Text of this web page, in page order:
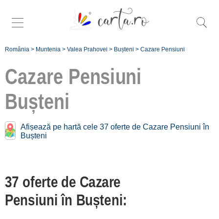
România > Muntenia > Valea Prahovei > Bușteni > Cazare Pensiuni
Cazare Pensiuni
Bușteni
Afișează pe hartă cele 37 oferte de Cazare Pensiuni în
Bușteni
37 oferte de Cazare
Pensiuni în Bușteni:
Caută mai specific
pensiuni în
Orașul Bușteni [33
Pensiuni în apropiere
deOrașul Bușteni: